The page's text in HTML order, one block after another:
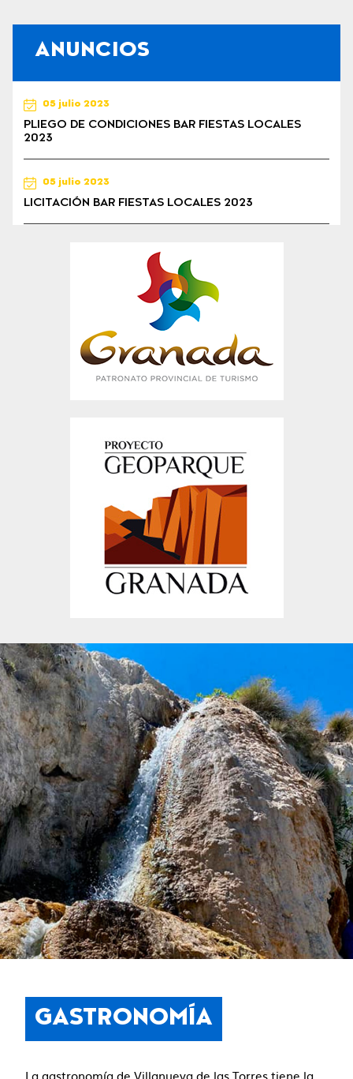
ANUNCIOS
05 julio 2023
PLIEGO DE CONDICIONES BAR FIESTAS LOCALES
2023
05 julio 2023
LICITACIÓN BAR FIESTAS LOCALES 2023
GASTRONOMÍA
La gastronomía de Villanueva de las Torres tiene la